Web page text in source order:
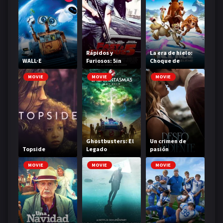
WALL·E
Rápidos y
Furiosos: 5in
Control
La era de hielo:
Choque de
mundos
MOVIE
Topside
MOVIE
Ghostbusters: El
Legado
MOVIE
Un crimen de
pasión
MOVIE MOVIE MOVIE